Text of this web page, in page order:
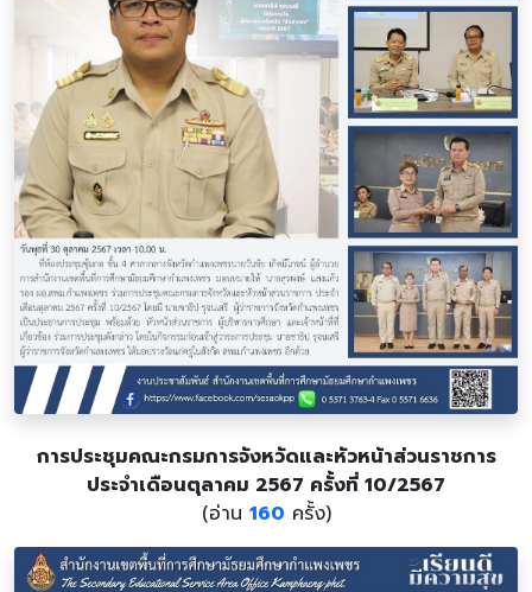
การประชุมคณะกรมการจังหวัดและหัวหน้าส่วนราชการ
ประจำเดือนตุลาคม 2567 ครั้งที่ 10/2567
(อ่าน 160 ครั้ง)